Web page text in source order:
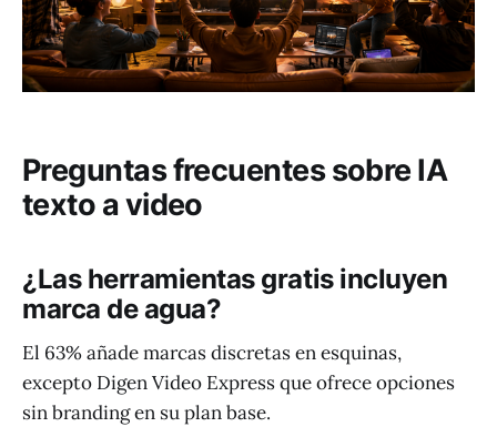
Preguntas frecuentes sobre IA
texto a video
¿Las herramientas gratis incluyen
marca de agua?
El 63% añade marcas discretas en esquinas,
excepto Digen Video Express que ofrece opciones
sin branding en su plan base.